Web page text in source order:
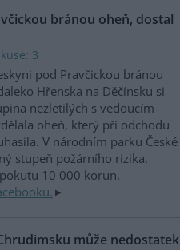
bránou oheň, dostal
3
pod Pravčickou bránou
Hřenska na Děčínsku si
nezletilých s vedoucím
oheň, který při odchodu
V národním parku České
stupeň požárního rizika.
10 000 korun.
může nedostatek